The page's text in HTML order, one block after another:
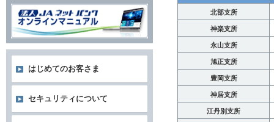
北部支所
神楽支所
永山支所
旭正支所
豊岡支所
神居支所
江丹別支所
はじめてのお客さま
セキュリティについて